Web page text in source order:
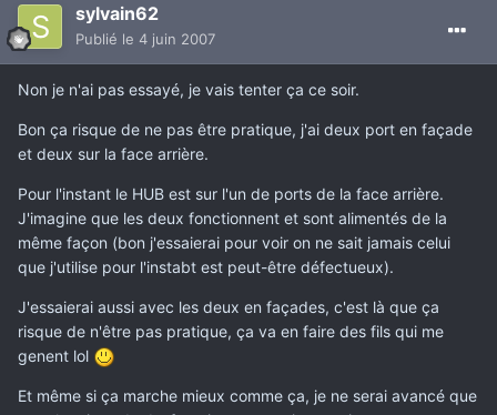
sylvain62
Publié le 4 juin 2007
Non je n'ai pas essayé, je vais tenter ça ce soir.
Bon ça risque de ne pas être pratique, j'ai deux port en façade
et deux sur la face arrière.
Pour l'instant le HUB est sur l'un de ports de la face arrière.
J'imagine que les deux fonctionnent et sont alimentés de la
même façon (bon j'essaierai pour voir on ne sait jamais celui
que j'utilise pour l'instabt est peut-être défectueux).
J'essaierai aussi avec les deux en façades, c'est là que ça
risque de n'être pas pratique, ça va en faire des fils qui me
genent lol
Et même si ça marche mieux comme ça, je ne serai avancé que